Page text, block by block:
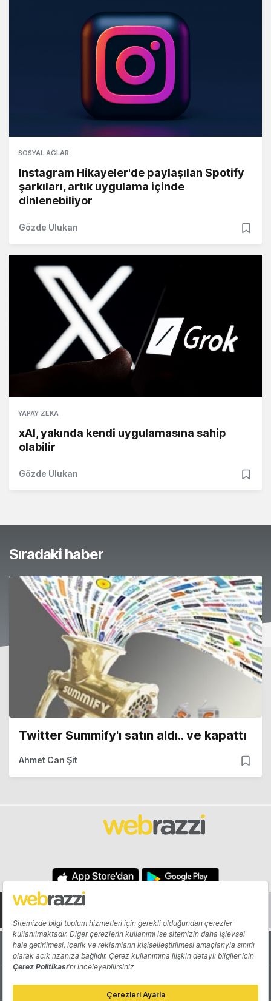
SOSYAL AĞLAR
Instagram Hikayeler'de paylaşılan Spotify
şarkıları, artık uygulama içinde
dinlenebiliyor
Gözde Ulukan
YAPAY ZEKA
xAI, yakında kendi uygulamasına sahip
olabilir
Gözde Ulukan
Sıradaki haber
Twitter Summify'ı satın aldı.. ve kapattı
Ahmet Can Şit
Hakkında Yazarlar
Katkıda Bulun Reklam